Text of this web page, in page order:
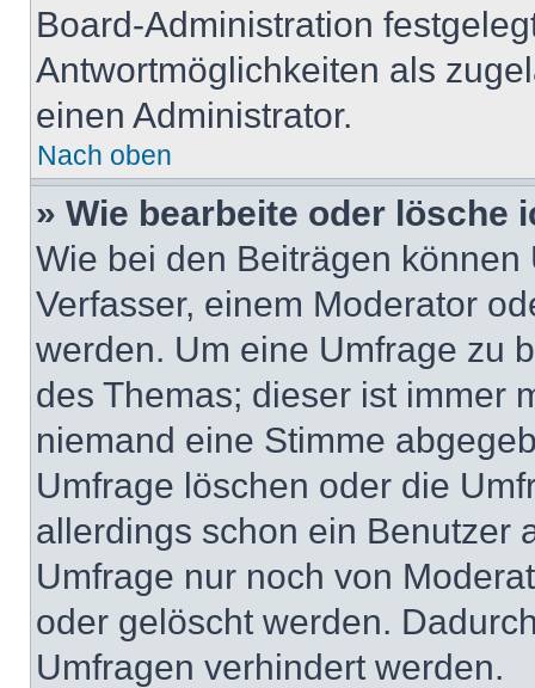
Board-Administration
Antwortmöglichkeiten als
einen Administrator.
Nach oben
» Wie bearbeite oder lösche
Wie bei den Beiträgen
Verfasser, einem Moderator
werden. Um eine Umfrage zu
des Themas; dieser ist immer
niemand eine Stimme
Umfrage löschen oder die
allerdings schon ein Benutzer
Umfrage nur noch von
oder gelöscht werden.
Umfragen verhindert werden.